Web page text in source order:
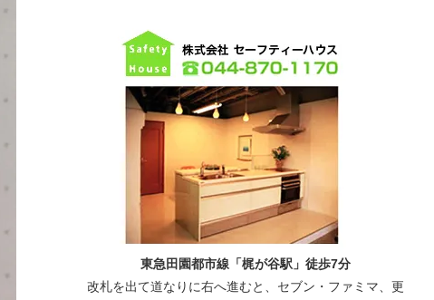
東急田園都市線「梶が谷駅」徒歩7分
改札を出て道なりに右へ進むと、セブン・ファミマ、更